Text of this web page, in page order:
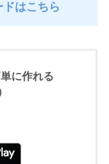
はこちら
に作れる